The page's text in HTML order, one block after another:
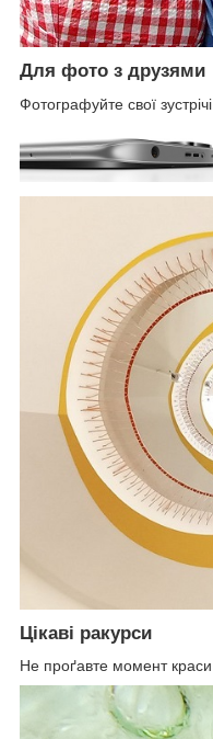
Для фото з друзями
Фотографуйте свої
Цікаві ракурси
Не проґавте момент